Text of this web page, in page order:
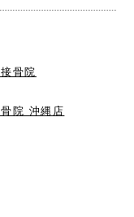
骨院
院 沖縄店